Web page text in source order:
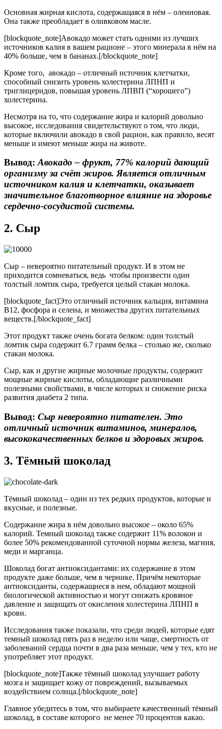
Основная жирная кислота, содержащаяся в нём – олеиновая.
Она также преобладает в оливковом масле.
[blockquote_note]Авокадо может стать одними из лучших
источников калия в вашем рационе – этого минерала в нём на
40% больше, чем в бананах.[/blockquote_note]
Кроме того, авокадо – отличный источник клетчатки,
способный снизить уровень холестерина ЛПНП и
триглицеридов, повышая уровень ЛПВП (“хорошего”)
холестерина.
Несмотря на то, что содержание жира и калорий довольно
высокое, исследования свидетельствуют о том, что люди,
которые включили авокадо в свой рацион, как правило, весят
меньше и имеют меньше жира на животе.
Вывод:Авокадо – фрукт, 77% калорий дающий
организму за счёт жиров. Является отличным
источником калия и клетчатки, оказывает
значительное благотворное влияние на здоровье
сердечно-сосудистой системы.
2. Сыр
Сыр – невероятно питательный продукт. И в этом не
приходится сомневаться, ведь чтобы произвести один
толстый ломтик сыра, требуется целый стакан молока.
[blockquote_fact]Это отличный источник кальция, витамина
В12, фосфора и селена, и множества других питательных
веществ.[/blockquote_fact]
Этот продукт также очень богата белком: один толстый
ломтик сыра содержит 6.7 грамм белка – столько же, сколько
стакан молока.
Сыр, как и другие жирные молочные продукты, содержит
мощные жирные кислоты, обладающие различными
полезными свойствами, в числе которых и снижение риска
развития диабета 2 типа.
Вывод: Сыр невероятно питателен. Это
отличный источник витаминов, минералов,
высококачественных белков и здоровых жиров.
3. Тёмный шоколад
Тёмный шоколад – один из тех редких продуктов, которые и
вкусные, и полезные.
Содержание жира в нём довольно высокое – около 65%
калорий. Темный шоколад также содержит 11% волокон и
более 50% рекомендованной суточной нормы железа, магния,
меди и марганца.
Шоколад богат антиоксидантами: их содержание в этом
продукте даже больше, чем в чернике. Причём некоторые
антиоксиданты, содержащиеся в нем, обладают мощной
биологической активностью и могут снижать кровяное
давление и защищать от окисления холестерина ЛПНП в
крови.
Исследования также показали, что среди людей, которые едят
темный шоколад пять раз в неделю или чаще, смертность от
заболеваний сердца почти в два раза меньше, чем у тех, кто не
употребляет этот продукт.
[blockquote_note]Также тёмный шоколад улучшает работу
мозга и защищает кожу от повреждений, вызываемых
воздействием солнца.[/blockquote_note]
Главное убедитесь в том, что выбираете качественный тёмный
шоколад, в составе которого не менее 70 процентов какао.